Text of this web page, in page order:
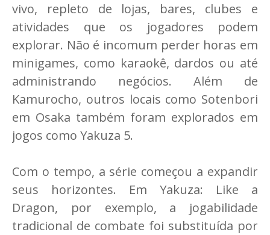
vivo, repleto de lojas, bares, clubes e
atividades que os jogadores podem
explorar. Não é incomum perder horas em
minigames, como karaokê, dardos ou até
administrando negócios. Além de
Kamurocho, outros locais como Sotenbori
em Osaka também foram explorados em
jogos como Yakuza 5.
Com o tempo, a série começou a expandir
seus horizontes. Em Yakuza: Like a
Dragon, por exemplo, a jogabilidade
tradicional de combate foi substituída por